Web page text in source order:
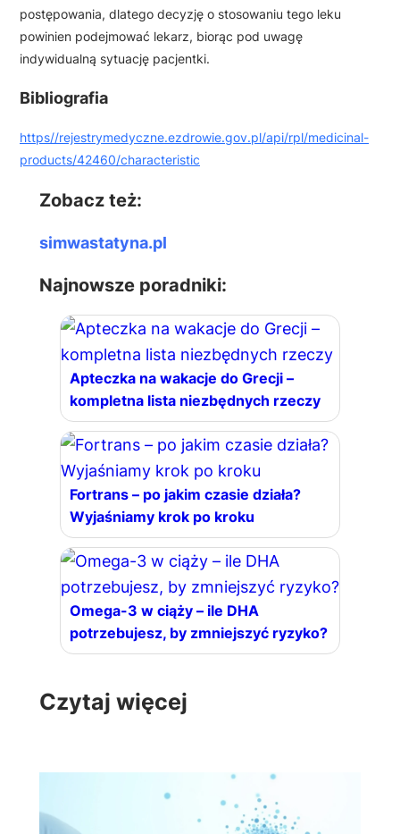
postępowania, dlatego decyzję o stosowaniu tego leku
powinien podejmować lekarz, biorąc pod uwagę
indywidualną sytuację pacjentki.
Bibliografia
https//rejestrymedyczne.ezdrowie.gov.pl/api/rpl/medicinal-
products/42460/characteristic
Zobacz też:
simwastatyna.pl
Najnowsze poradniki:
Apteczka na wakacje do Grecji –
kompletna lista niezbędnych rzeczy
Fortrans – po jakim czasie działa?
Wyjaśniamy krok po kroku
Omega-3 w ciąży – ile DHA
potrzebujesz, by zmniejszyć ryzyko?
Czytaj więcej